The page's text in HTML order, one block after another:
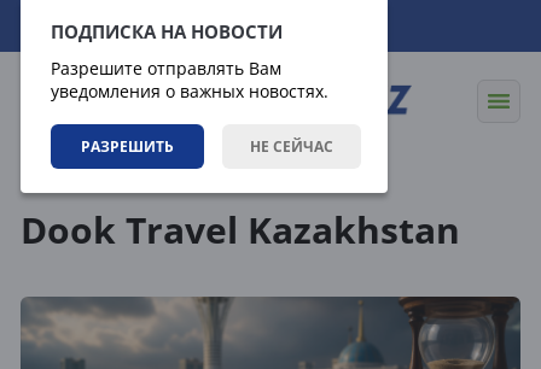
ПОДПИСКА НА НОВОСТИ
Разрешите отправлять Вам
уведомления о важных новостях.
РАЗРЕШИТЬ НЕ СЕЙЧАС
09.08.2026 16:59:53
Dook Travel Kazakhstan